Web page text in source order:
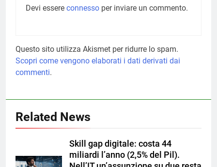
Devi essere connesso per inviare un commento.
Questo sito utilizza Akismet per ridurre lo spam.
Scopri come vengono elaborati i dati derivati dai
commenti.
Related News
Skill gap digitale: costa 44
miliardi l’anno (2,5% del Pil).